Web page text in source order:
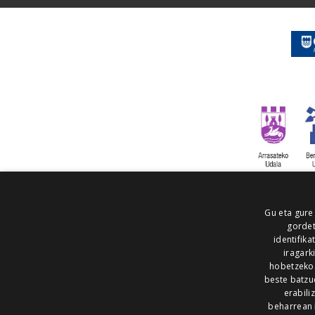
Gu eta
hobetzeko.
beste
beharrean